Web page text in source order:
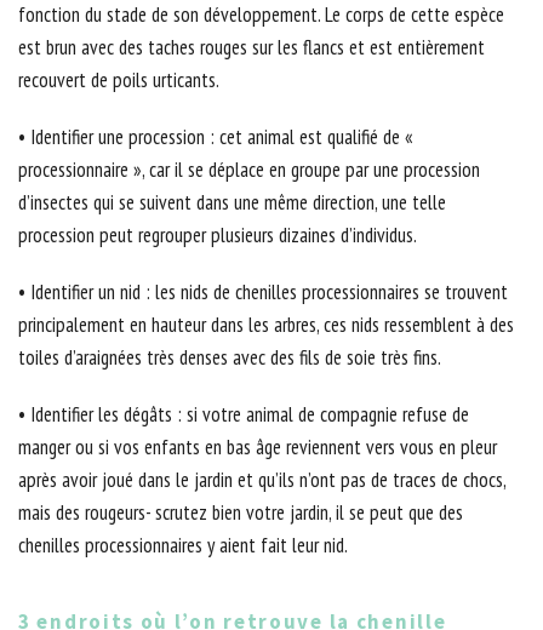
fonction du stade de son développement. Le corps de cette espèce
est brun avec des taches rouges sur les flancs et est entièrement
recouvert de poils urticants.
• Identifier une procession : cet animal est qualifié de «
processionnaire », car il se déplace en groupe par une procession
d’insectes qui se suivent dans une même direction, une telle
procession peut regrouper plusieurs dizaines d’individus.
• Identifier un nid : les nids de chenilles processionnaires se trouvent
principalement en hauteur dans les arbres, ces nids ressemblent à des
toiles d’araignées très denses avec des fils de soie très fins.
• Identifier les dégâts : si votre animal de compagnie refuse de
manger ou si vos enfants en bas âge reviennent vers vous en pleur
après avoir joué dans le jardin et qu’ils n’ont pas de traces de chocs,
mais des rougeurs- scrutez bien votre jardin, il se peut que des
chenilles processionnaires y aient fait leur nid.
3 endroits où l’on retrouve la chenille